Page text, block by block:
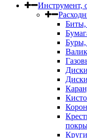
Инструмент,
Биты,
Буры,